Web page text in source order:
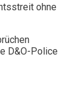
ohne
D&O-Police